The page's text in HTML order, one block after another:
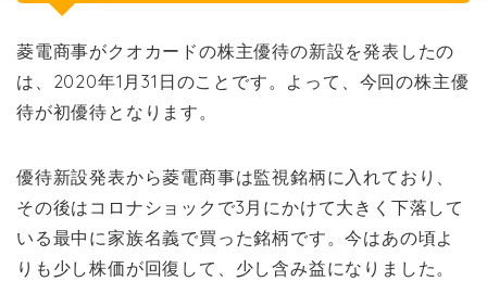
菱電商事がクオカードの株主優待の新設を発表したの
は、2020年1月31日のことです。よって、今回の株主優
待が初優待となります。
優待新設発表から菱電商事は監視銘柄に入れており、
その後はコロナショックで3月にかけて大きく下落して
いる最中に家族名義で買った銘柄です。今はあの頃よ
りも少し株価が回復して、少し含み益になりました。